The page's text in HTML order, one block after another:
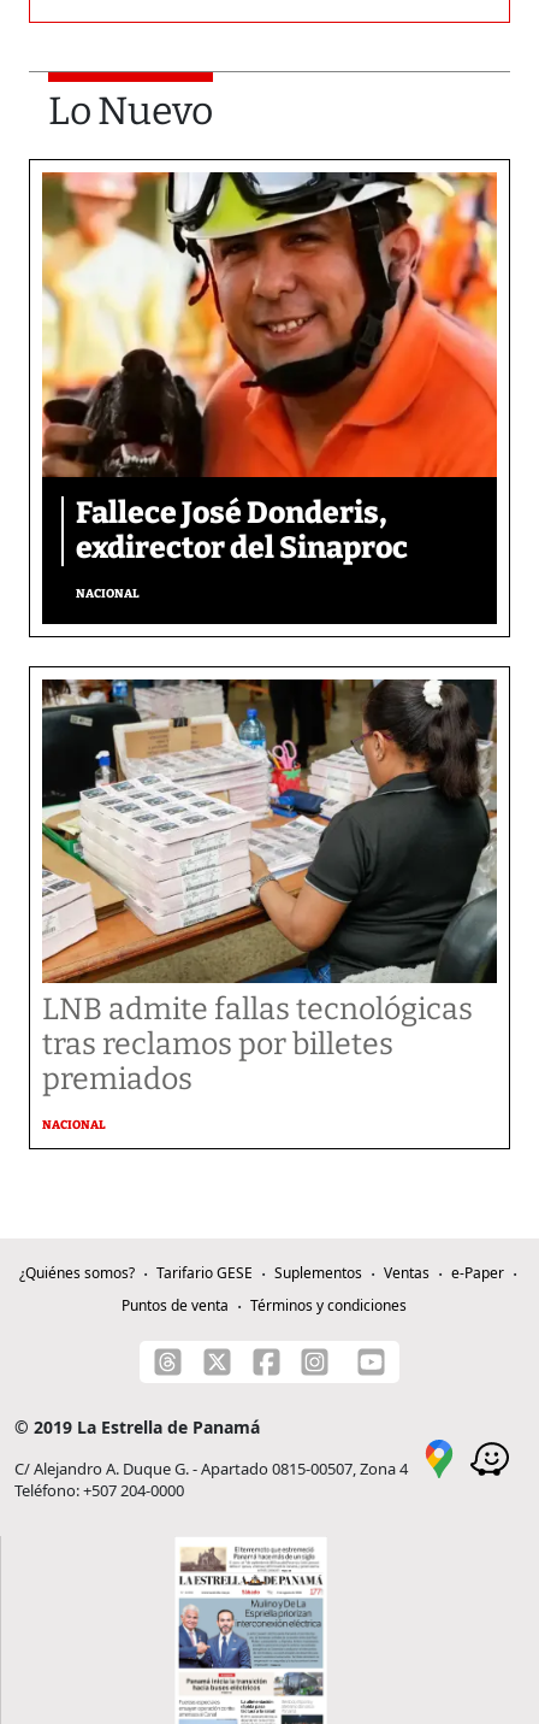
Lo Nuevo
Fallece José Donderis,
exdirector del Sinaproc
NACIONAL
LNB admite fallas tecnológicas
tras reclamos por billetes
premiados
NACIONAL
¿Quiénes somos? Tarifario GESE Suplementos Ventas
e-Paper
Puntos de venta
Términos y condiciones
© 2019 La Estrella de Panamá
C/ Alejandro A. Duque G. - Apartado 0815-00507, Zona 4
Teléfono: +507 204-0000